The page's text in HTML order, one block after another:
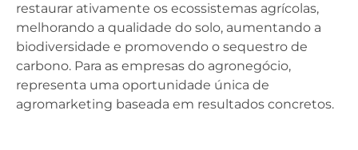
restaurar ativamente os ecossistemas agrícolas,
melhorando a qualidade do solo, aumentando a
biodiversidade e promovendo o sequestro de
carbono. Para as empresas do agronegócio,
representa uma oportunidade única de
agromarketing baseada em resultados concretos.